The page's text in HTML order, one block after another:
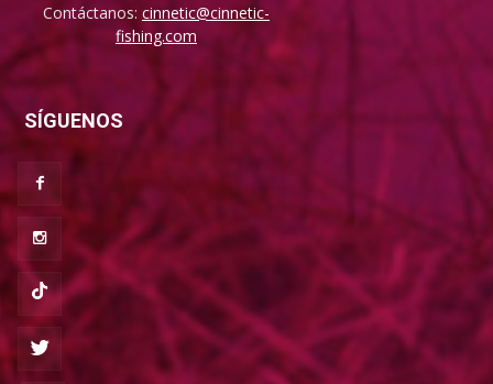
Contáctanos: cinnetic@cinnetic-
fishing.com
SÍGUENOS